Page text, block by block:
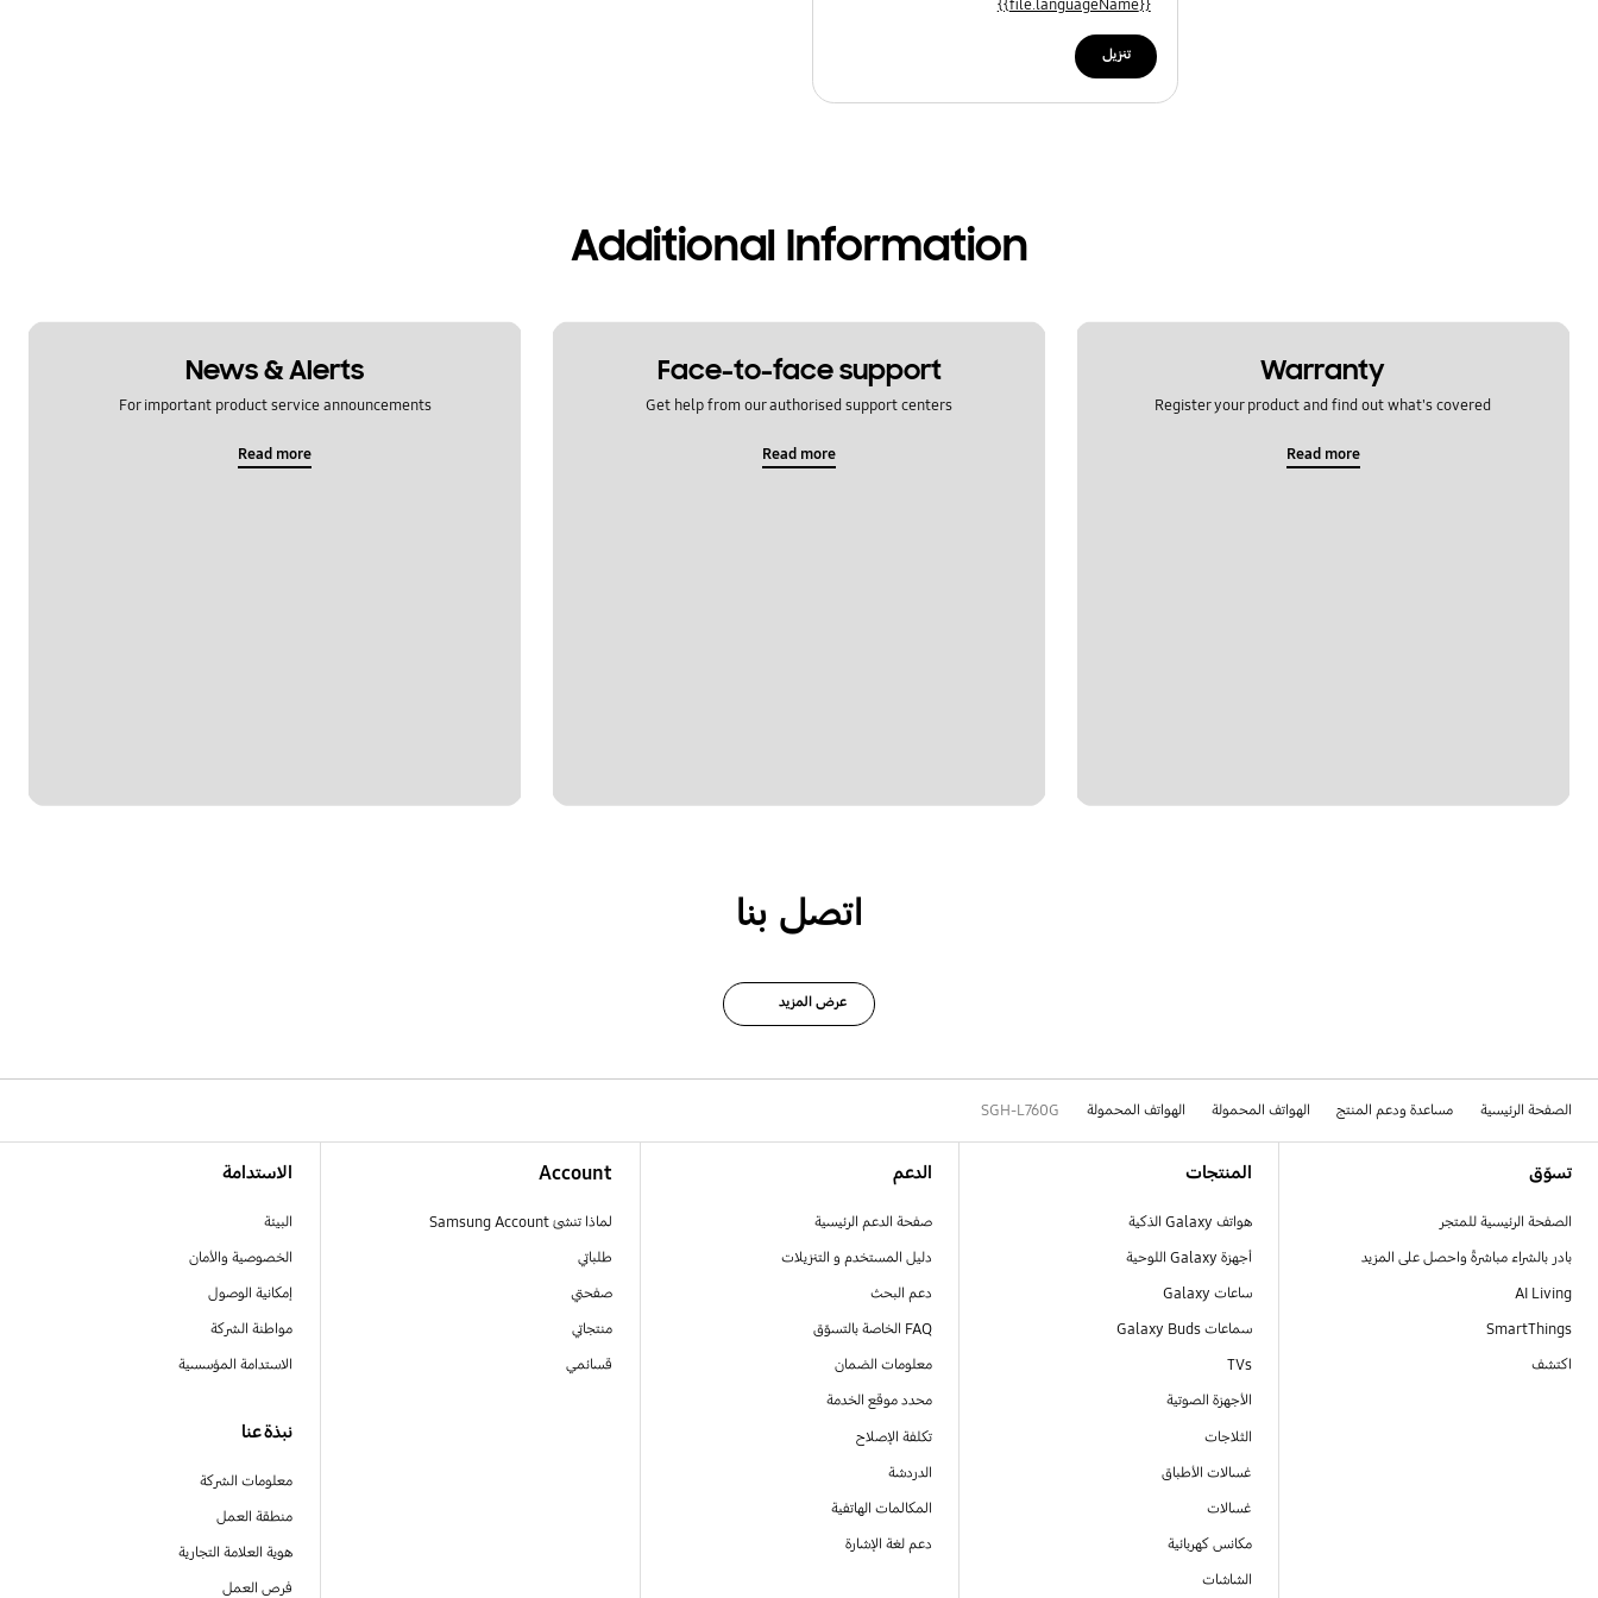
{{file.languageName}}
تنزيل
Additional Information
Warranty
Register your product and find out what's covered
Read more
Face-to-face support
Get help from our authorised support centers
Read more
News & Alerts
For important product service announcements
Read more
اتصل بنا
عرض المزيد
الصفحة الرئيسية مساعدة ودعم المنتج الهواتف المحمولة الهواتف المحمولة SGH-L760G
تسوّق
الصفحة الرئيسية للمتجر
بادر بالشراء مباشرةً واحصل على المزيد
AI Living
SmartThings
اكتشف
المنتجات
هواتف Galaxy الذكية
أجهزة Galaxy اللوحية
ساعات Galaxy
سماعات Galaxy Buds
TVs
الأجهزة الصوتية
الثلاجات
غسالات الأطباق
غسالات
مكانس كهربائية
الشاشات
الدعم
صفحة الدعم الرئيسية
دليل المستخدم و التنزيلات
دعم البحث
FAQ الخاصة بالتسوّق
معلومات الضمان
محدد موقع الخدمة
تكلفة الإصلاح
الدردشة
المكالمات الهاتفية
دعم لغة الإشارة
Account
لماذا تنشئ Samsung Account
طلباتي
صفحتي
منتجاتي
قسائمي
الاستدامة
البيئة
الخصوصية والأمان
إمكانية الوصول
مواطنة الشركة
الاستدامة المؤسسية
نبذة عنا
معلومات الشركة
منطقة العمل
هوية العلامة التجارية
فرص العمل